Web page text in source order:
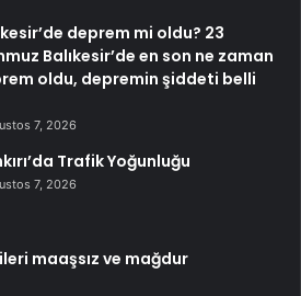
deprem mi oldu? 23
Balıkesir’de en son ne zaman
oldu, depremin şiddeti belli
7, 2026
Trafik Yoğunluğu
7, 2026
maaşsız ve mağdur